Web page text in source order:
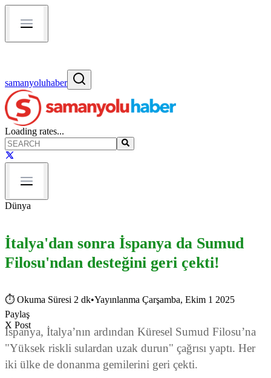
samanyoluhaber
Loading rates...
Dünya
İtalya'dan sonra İspanya da Sumud
Filosu'ndan desteğini geri çekti!
⏱ Okuma Süresi 2 dk•Yayınlanma Çarşamba, Ekim 1 2025
Paylaş
X Post
İspanya, İtalya’nın ardından Küresel Sumud Filosu’na
"Yüksek riskli sulardan uzak durun" çağrısı yaptı. Her
iki ülke de donanma gemilerini geri çekti.